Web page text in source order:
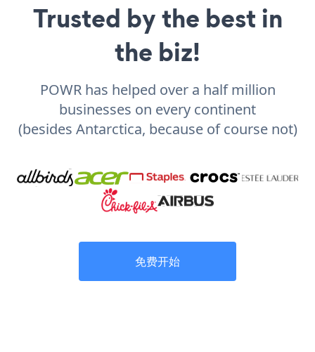
Trusted by the best in
the biz!
POWR has helped over a half million
businesses on every continent
(besides Antarctica, because of course not)
免费开始